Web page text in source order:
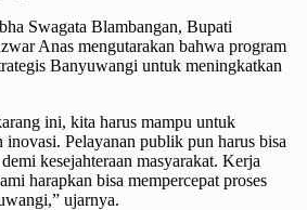
Swagata Blambangan, Bupati
Anas mengutarakan bahwa program
Banyuwangi untuk meningkatkan
ini, kita harus mampu untuk
Pelayanan publik pun harus bisa
kesejahteraan masyarakat. Kerja
harapkan bisa mempercepat proses
ujarnya.